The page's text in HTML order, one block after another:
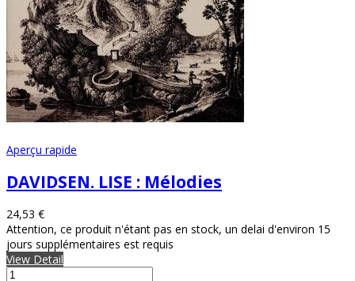
Aperçu rapide
DAVIDSEN. LISE : Mélodies
24,53 €
Attention, ce produit n'étant pas en stock, un delai d'environ 15
jours supplémentaires est requis
View Detail